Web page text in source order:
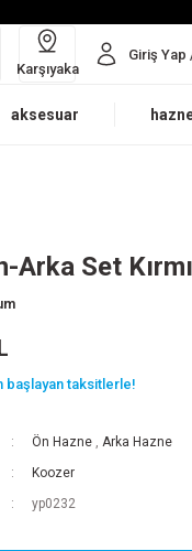
Karşıyaka
Giriş Yap
aksesuar
Arka Set
başlayan taksitlerle!
Ön Hazne , Arka Hazne
Koozer
yp0232